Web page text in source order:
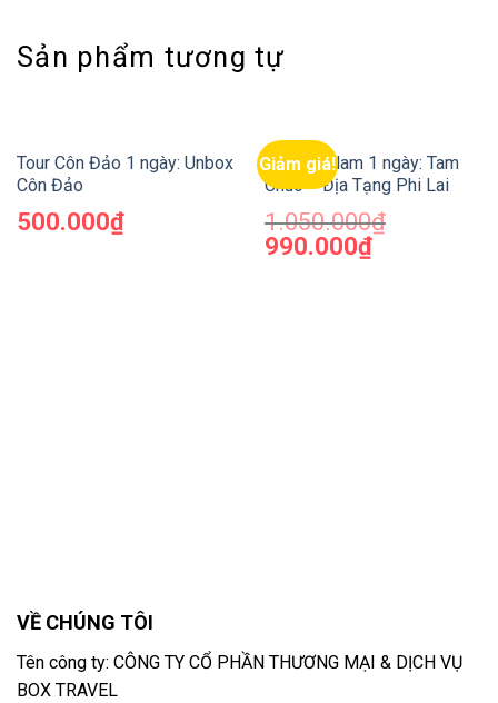
Sản phẩm tương tự
Tour Côn Đảo 1 ngày: Unbox
Côn Đảo
500.000₫
Giảm giá!
Tour Hà Nam 1 ngày: Tam
Chúc – Địa Tạng Phi Lai
1.050.000₫
990.000₫
VỀ CHÚNG TÔI
Tên công ty: CÔNG TY CỔ PHẦN THƯƠNG MẠI & DỊCH VỤ
BOX TRAVEL